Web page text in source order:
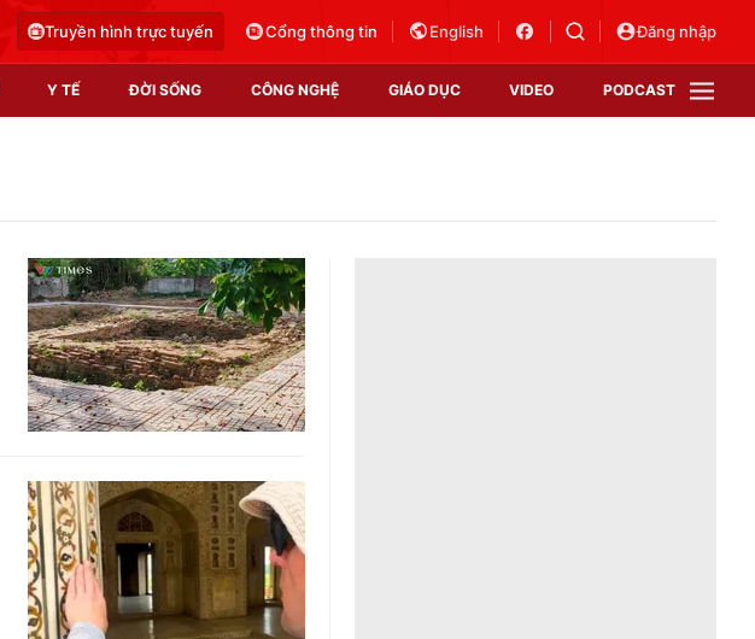
Truyền hình trực tuyến Cổng thông tin English Đăng nhập
Y TẾ ĐỜI SỐNG CÔNG NGHỆ GIÁO DỤC VIDEO PODCAST
Video
Shorts video
Podcast
EMagazine
Photo
Infographic
Góc ảnh
VTV Sức khoẻ